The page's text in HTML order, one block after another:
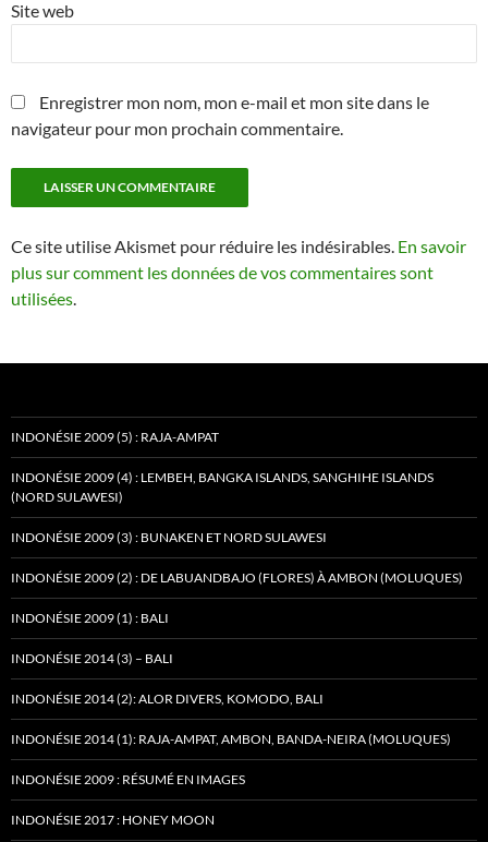
Site web
Enregistrer mon nom, mon e-mail et mon site dans le
navigateur pour mon prochain commentaire.
Ce site utilise Akismet pour réduire les indésirables. En savoir
plus sur comment les données de vos commentaires sont
utilisées
INDONÉSIE 2009 (5) : RAJA-AMPAT
INDONÉSIE 2009 (4) : LEMBEH, BANGKA ISLANDS, SANGHIHE ISLANDS
(NORD SULAWESI)
INDONÉSIE 2009 (3) : BUNAKEN ET NORD SULAWESI
INDONÉSIE 2009 (2) : DE LABUANDBAJO (FLORES) À AMBON (MOLUQUES)
INDONÉSIE 2009 (1) : BALI
INDONÉSIE 2014 (3) – BALI
INDONÉSIE 2014 (2): ALOR DIVERS, KOMODO, BALI
INDONÉSIE 2014 (1): RAJA-AMPAT, AMBON, BANDA-NEIRA (MOLUQUES)
INDONÉSIE 2009 : RÉSUMÉ EN IMAGES
INDONÉSIE 2017 : HONEY MOON